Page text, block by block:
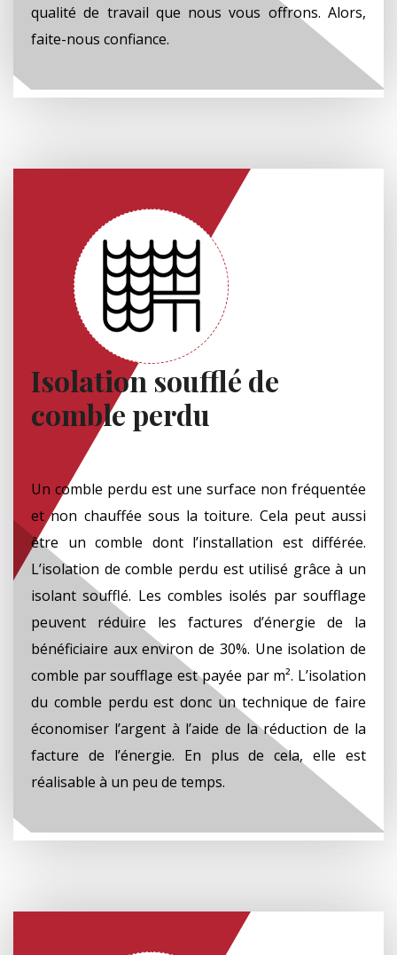
qualité de travail que nous vous offrons. Alors,
faite-nous confiance.
Isolation soufflé de
comble perdu
Un comble perdu est une surface non fréquentée
et non chauffée sous la toiture. Cela peut aussi
être un comble dont l’installation est différée.
L’isolation de comble perdu est utilisé grâce à un
isolant soufflé. Les combles isolés par soufflage
peuvent réduire les factures d’énergie de la
bénéficiaire aux environ de 30%. Une isolation de
comble par soufflage est payée par m². L’isolation
du comble perdu est donc un technique de faire
économiser l’argent à l’aide de la réduction de la
facture de l’énergie. En plus de cela, elle est
réalisable à un peu de temps.